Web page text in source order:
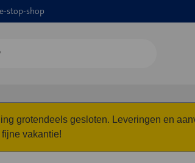
stop-shop
grotendeels gesloten. Leveringen en
vakantie!